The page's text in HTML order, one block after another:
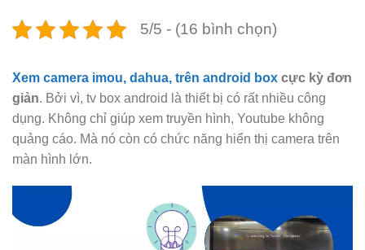
5/5 - (16 bình chọn)
Xem camera imou, dahua, trên android box cực kỳ đơn
giản. Bởi vì, tv box android là thiết bị có rất nhiều công
dụng. Không chỉ giúp xem truyền hình, Youtube không
quảng cáo. Mà nó còn có chức năng hiển thị camera trên
màn hình lớn.